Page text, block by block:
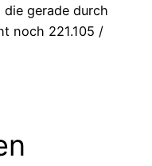
gerade durch
noch 221.105 /